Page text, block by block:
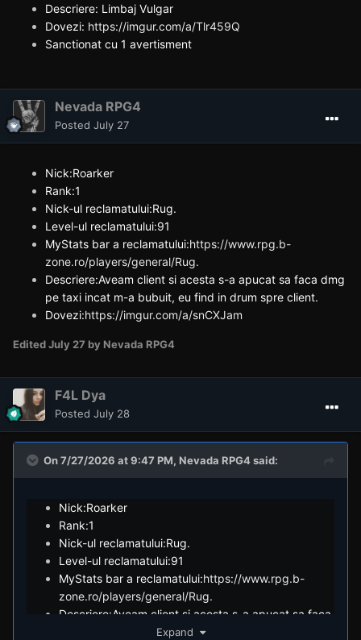
Descriere: Limbaj Vulgar
Dovezi: https://imgur.com/a/Tlr459Q
Sanctionat cu 1 avertisment
Nevada RPG4
Posted July 27
Nick:Roarker
Rank:1
Nick-ul reclamatului:Rug.
Level-ul reclamatului:91
MyStats bar a reclamatului:https://www.rpg.b-
zone.ro/players/general/Rug.
Descriere:Aveam client si acesta s-a apucat sa faca dmg
pe taxi incat m-a bubuit, eu find in drum spre client.
Dovezi:https://imgur.com/a/snCXJam
EditedJuly 27 by Nevada RPG4
F4L Dya
Posted July 28
On 7/27/2026 at 9:47 PM,Nevada RPG4said:
Nick:Roarker
Rank:1
Nick-ul reclamatului:Rug.
Level-ul reclamatului:91
MyStats bar a reclamatului:https://www.rpg.b-
zone.ro/players/general/Rug.
Descriere:Aveam client si acesta s-a apucat sa faca
dmg pe taxi incat m-a bubuit, eu find in drum spre
Expand